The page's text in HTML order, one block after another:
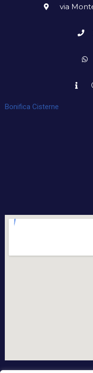
via
Bonifica Cisterne